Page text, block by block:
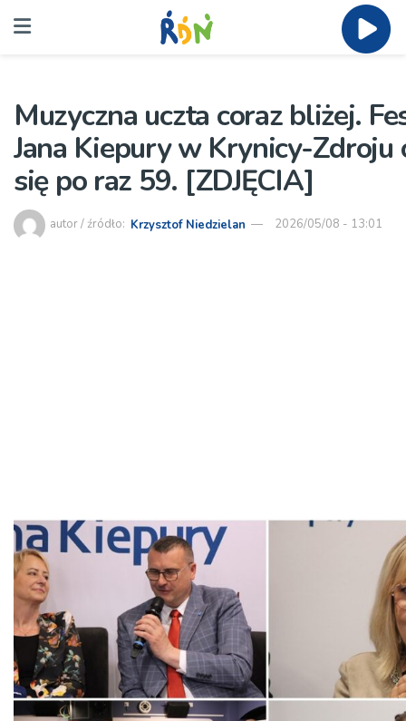
Muzyczna uczta coraz bliżej.
Jana Kiepury w Krynicy-Zdroju
się po raz 59. [ZDJĘCIA]
autor / źródło: Krzysztof Niedzielan 2026/05/08 - 13:01